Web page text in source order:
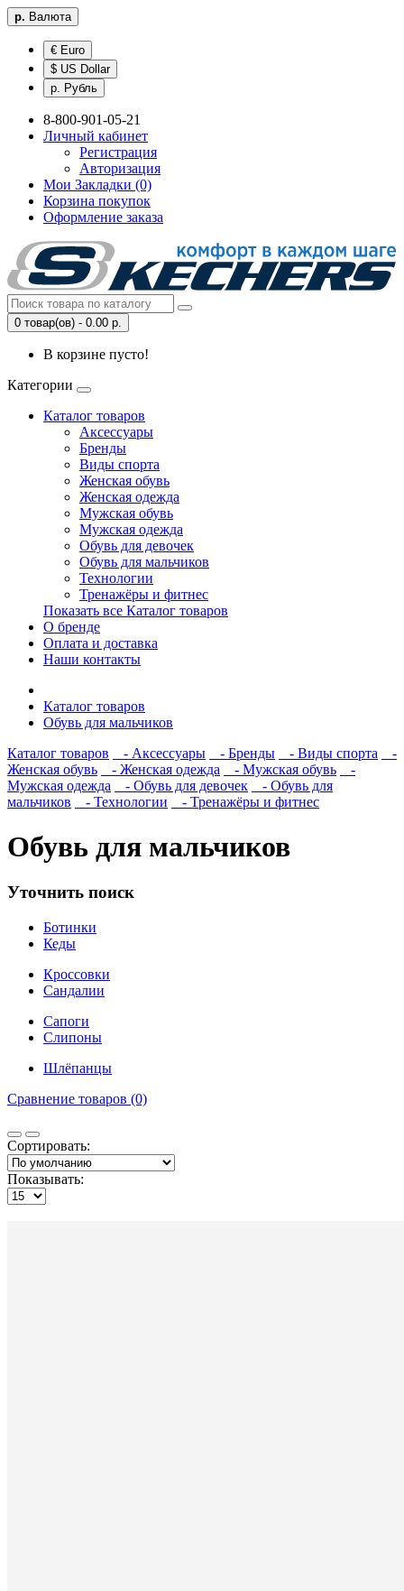
р. Валюта
€ Euro
$ US Dollar
р. Рубль
8-800-901-05-21
Личный кабинет
Регистрация
Авторизация
Мои Закладки (0)
Корзина покупок
Оформление заказа
0 товар(ов) - 0.00 р.
В корзине пусто!
Категории
Каталог товаров
Аксессуары
Бренды
Виды спорта
Женская обувь
Женская одежда
Мужская обувь
Мужская одежда
Обувь для девочек
Обувь для мальчиков
Технологии
Тренажёры и фитнес
Показать все Каталог товаров
О бренде
Оплата и доставка
Наши контакты
Каталог товаров
Обувь для мальчиков
Каталог товаров
- Аксессуары - Бренды - Виды спорта
-
Женская обувь
- Женская одежда - Мужская обувь
-
Мужская одежда
- Обувь для девочек
- Обувь для
мальчиков
- Технологии - Тренажёры и фитнес
Обувь для мальчиков
Уточнить поиск
Ботинки
Кеды
Кроссовки
Сандалии
Сапоги
Слипоны
Шлёпанцы
Сравнение товаров (0)
Сортировать:
Показывать: